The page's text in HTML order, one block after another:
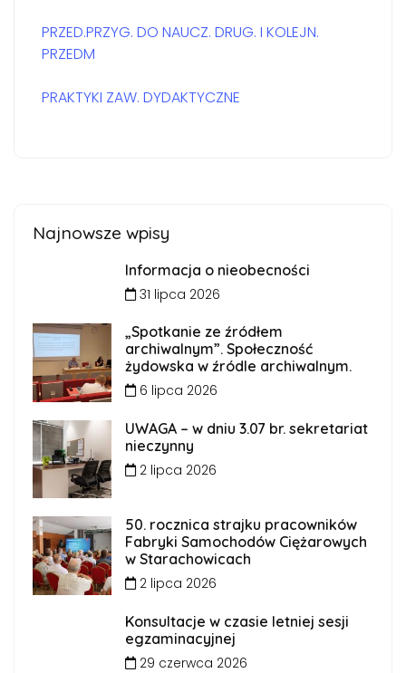
PRZED.PRZYG. DO NAUCZ. DRUG. I KOLEJN.
PRZEDM
PRAKTYKI ZAW. DYDAKTYCZNE
Najnowsze wpisy
Informacja o nieobecności
31 lipca 2026
„Spotkanie ze źródłem
archiwalnym”. Społeczność
żydowska w źródle archiwalnym.
6 lipca 2026
UWAGA – w dniu 3.07 br. sekretariat
nieczynny
2 lipca 2026
50. rocznica strajku pracowników
Fabryki Samochodów Ciężarowych
w Starachowicach
2 lipca 2026
Konsultacje w czasie letniej sesji
egzaminacyjnej
29 czerwca 2026